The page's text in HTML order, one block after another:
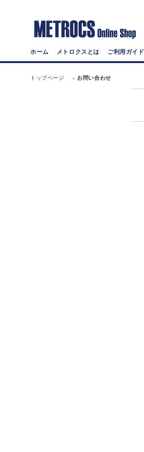
ホーム メトロクスとは ご利用ガイド
トップページ お問い合わせ